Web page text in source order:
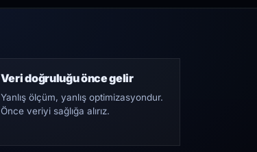
Veri doğruluğu önce gelir
Yanlış ölçüm, yanlış optimizasyondur.
Önce veriyi sağlığa alırız.